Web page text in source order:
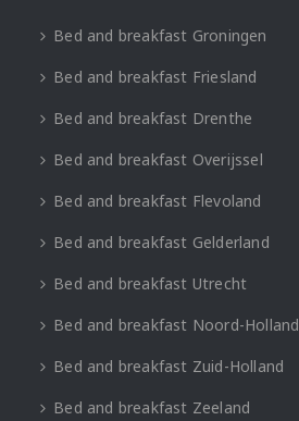
Bed and breakfast Groningen
Bed and breakfast Friesland
Bed and breakfast Drenthe
Bed and breakfast Overijssel
Bed and breakfast Flevoland
Bed and breakfast Gelderland
Bed and breakfast Utrecht
Bed and breakfast Noord-Holland
Bed and breakfast Zuid-Holland
Bed and breakfast Zeeland